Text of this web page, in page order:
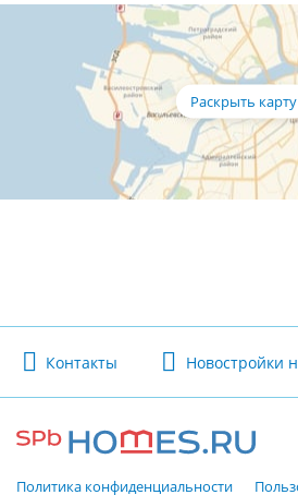
Контакты Новостройки
Политика конфиденциальности